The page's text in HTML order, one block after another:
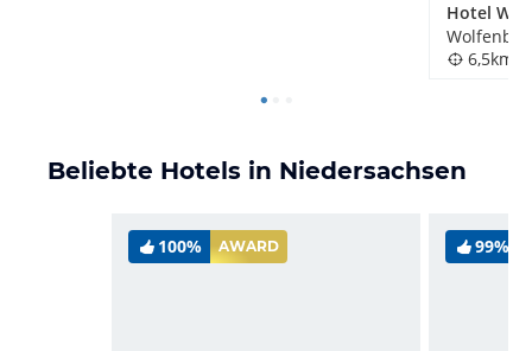
Hotel
6,5km
Beliebte Hotels in Niedersachsen
100% AWARD 99%